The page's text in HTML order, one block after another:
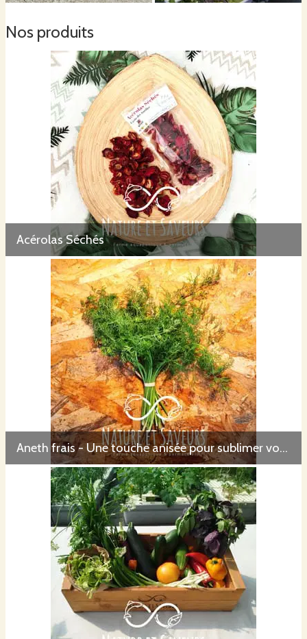
Nos produits
Acérolas Séchés
Aneth frais - Une touche anisée pour sublimer vos recettes